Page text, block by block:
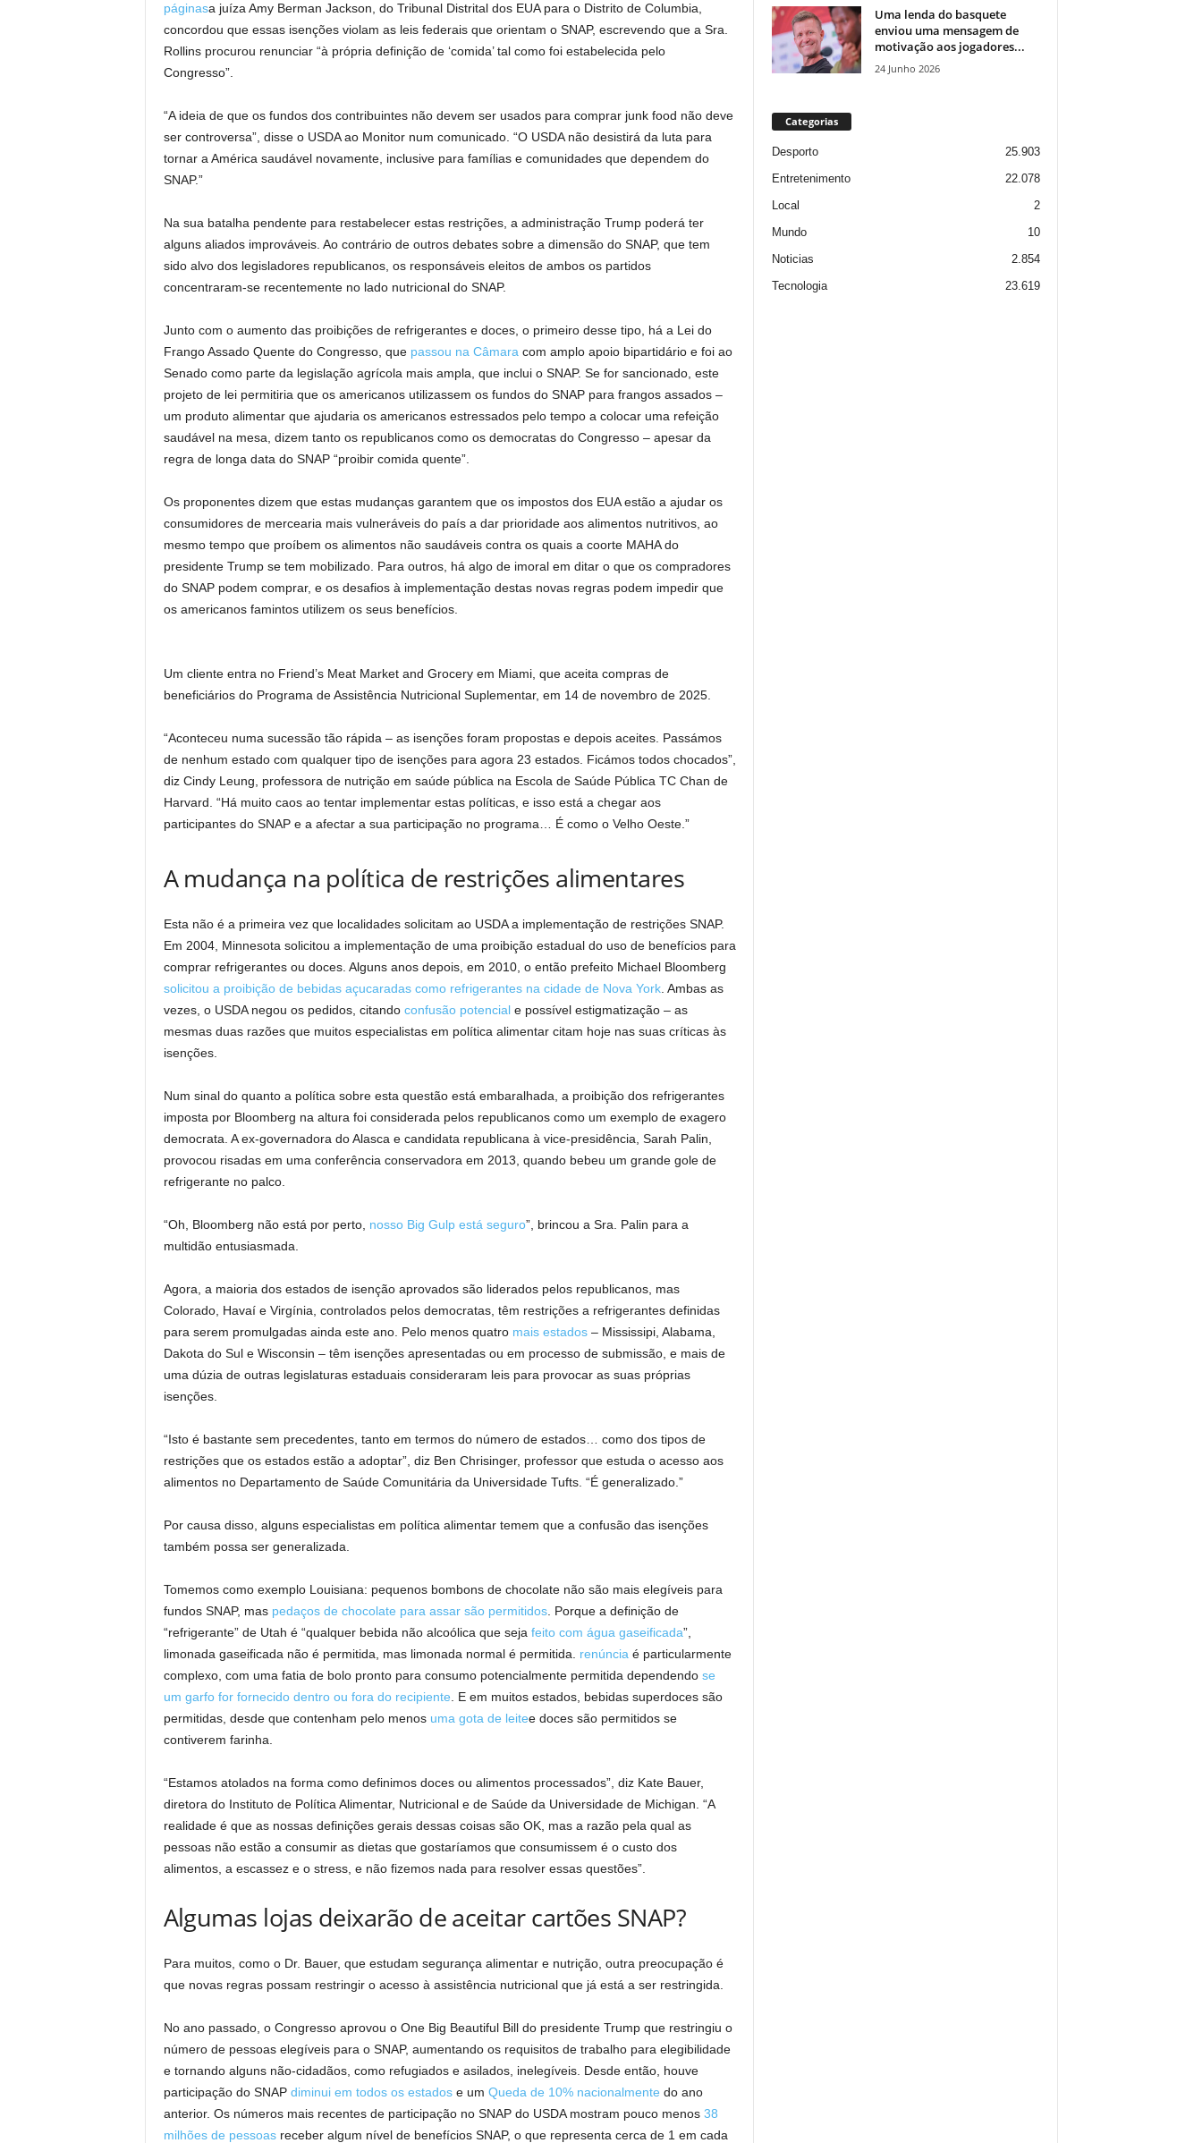
páginasa juíza Amy Berman Jackson, do Tribunal Distrital dos EUA para o Distrito de Columbia,
concordou que essas isenções violam as leis federais que orientam o SNAP, escrevendo que a Sra.
Rollins procurou renunciar “à própria definição de ‘comida’ tal como foi estabelecida pelo
Congresso”.
“A ideia de que os fundos dos contribuintes não devem ser usados ​​para comprar junk food não deve
ser controversa”, disse o USDA ao Monitor num comunicado. “O USDA não desistirá da luta para
tornar a América saudável novamente, inclusive para famílias e comunidades que dependem do
SNAP.”
Na sua batalha pendente para restabelecer estas restrições, a administração Trump poderá ter
alguns aliados improváveis. Ao contrário de outros debates sobre a dimensão do SNAP, que tem
sido alvo dos legisladores republicanos, os responsáveis ​​eleitos de ambos os partidos
concentraram-se recentemente no lado nutricional do SNAP.
Junto com o aumento das proibições de refrigerantes e doces, o primeiro desse tipo, há a Lei do
Frango Assado Quente do Congresso, que passou na Câmara com amplo apoio bipartidário e foi ao
Senado como parte da legislação agrícola mais ampla, que inclui o SNAP. Se for sancionado, este
projeto de lei permitiria que os americanos utilizassem os fundos do SNAP para frangos assados ​​–
um produto alimentar que ajudaria os americanos estressados ​​pelo tempo a colocar uma refeição
saudável na mesa, dizem tanto os republicanos como os democratas do Congresso – apesar da
regra de longa data do SNAP “proibir comida quente”.
Os proponentes dizem que estas mudanças garantem que os impostos dos EUA estão a ajudar os
consumidores de mercearia mais vulneráveis ​​do país a dar prioridade aos alimentos nutritivos, ao
mesmo tempo que proíbem os alimentos não saudáveis ​​contra os quais a coorte MAHA do
presidente Trump se tem mobilizado. Para outros, há algo de imoral em ditar o que os compradores
do SNAP podem comprar, e os desafios à implementação destas novas regras podem impedir que
os americanos famintos utilizem os seus benefícios.
Um cliente entra no Friend’s Meat Market and Grocery em Miami, que aceita compras de
beneficiários do Programa de Assistência Nutricional Suplementar, em 14 de novembro de 2025.
“Aconteceu numa sucessão tão rápida – as isenções foram propostas e depois aceites. Passámos
de nenhum estado com qualquer tipo de isenções para agora 23 estados. Ficámos todos chocados”,
diz Cindy Leung, professora de nutrição em saúde pública na Escola de Saúde Pública TC Chan de
Harvard. “Há muito caos ao tentar implementar estas políticas, e isso está a chegar aos
participantes do SNAP e a afectar a sua participação no programa… É como o Velho Oeste.”
A mudança na política de restrições alimentares
Esta não é a primeira vez que localidades solicitam ao USDA a implementação de restrições SNAP.
Em 2004, Minnesota solicitou a implementação de uma proibição estadual do uso de benefícios para
comprar refrigerantes ou doces. Alguns anos depois, em 2010, o então prefeito Michael Bloomberg
solicitou a proibição de bebidas açucaradas como refrigerantes na cidade de Nova York. Ambas as
vezes, o USDA negou os pedidos, citando confusão potenciale possível estigmatização – as
mesmas duas razões que muitos especialistas em política alimentar citam hoje nas suas críticas às
isenções.
Num sinal do quanto a política sobre esta questão está embaralhada, a proibição dos refrigerantes
imposta por Bloomberg na altura foi considerada pelos republicanos como um exemplo de exagero
democrata. A ex-governadora do Alasca e candidata republicana à vice-presidência, Sarah Palin,
provocou risadas em uma conferência conservadora em 2013, quando bebeu um grande gole de
refrigerante no palco.
“Oh, Bloomberg não está por perto, nosso Big Gulp está seguro”, brincou a Sra. Palin para a
multidão entusiasmada.
Agora, a maioria dos estados de isenção aprovados são liderados pelos republicanos, mas
Colorado, Havaí e Virgínia, controlados pelos democratas, têm restrições a refrigerantes definidas
para serem promulgadas ainda este ano. Pelo menos quatro mais estados– Mississipi, Alabama,
Dakota do Sul e Wisconsin – têm isenções apresentadas ou em processo de submissão, e mais de
uma dúzia de outras legislaturas estaduais consideraram leis para provocar as suas próprias
isenções.
“Isto é bastante sem precedentes, tanto em termos do número de estados… como dos tipos de
restrições que os estados estão a adoptar”, diz Ben Chrisinger, professor que estuda o acesso aos
alimentos no Departamento de Saúde Comunitária da Universidade Tufts. “É generalizado.”
Por causa disso, alguns especialistas em política alimentar temem que a confusão das isenções
também possa ser generalizada.
Tomemos como exemplo Louisiana: pequenos bombons de chocolate não são mais elegíveis para
fundos SNAP, mas pedaços de chocolate para assar são permitidos. Porque a definição de
“refrigerante” de Utah é “qualquer bebida não alcoólica que seja feito com água gaseificada”,
limonada gaseificada não é permitida, mas limonada normal é permitida. renúncia é particularmente
complexo, com uma fatia de bolo pronto para consumo potencialmente permitida dependendo se
um garfo for fornecido dentro ou fora do recipiente . E em muitos estados, bebidas superdoces são
permitidas, desde que contenham pelo menos uma gota de leitee doces são permitidos se
contiverem farinha.
“Estamos atolados na forma como definimos doces ou alimentos processados”, diz Kate Bauer,
diretora do Instituto de Política Alimentar, Nutricional e de Saúde da Universidade de Michigan. “A
realidade é que as nossas definições gerais dessas coisas são OK, mas a razão pela qual as
pessoas não estão a consumir as dietas que gostaríamos que consumissem é o custo dos
alimentos, a escassez e o stress, e não fizemos nada para resolver essas questões”.
Algumas lojas deixarão de aceitar cartões SNAP?
Para muitos, como o Dr. Bauer, que estudam segurança alimentar e nutrição, outra preocupação é
que novas regras possam restringir o acesso à assistência nutricional que já está a ser restringida.
No ano passado, o Congresso aprovou o One Big Beautiful Bill do presidente Trump que restringiu o
número de pessoas elegíveis para o SNAP, aumentando os requisitos de trabalho para elegibilidade
e tornando alguns não-cidadãos, como refugiados e asilados, inelegíveis. Desde então, houve
participação do SNAP diminui em todos os estadose um Queda de 10% nacionalmente do ano
anterior. Os números mais recentes de participação no SNAP do USDA mostram pouco menos 38
milhões de pessoasreceber algum nível de benefícios SNAP, o que representa cerca de 1 em cada
Uma lenda do basquete
enviou uma mensagem de
motivação aos jogadores...
24 Junho 2026
Categorias
Desporto
25.903
Entretenimento
22.078
Local
2
Mundo
10
Noticias
2.854
Tecnologia
23.619